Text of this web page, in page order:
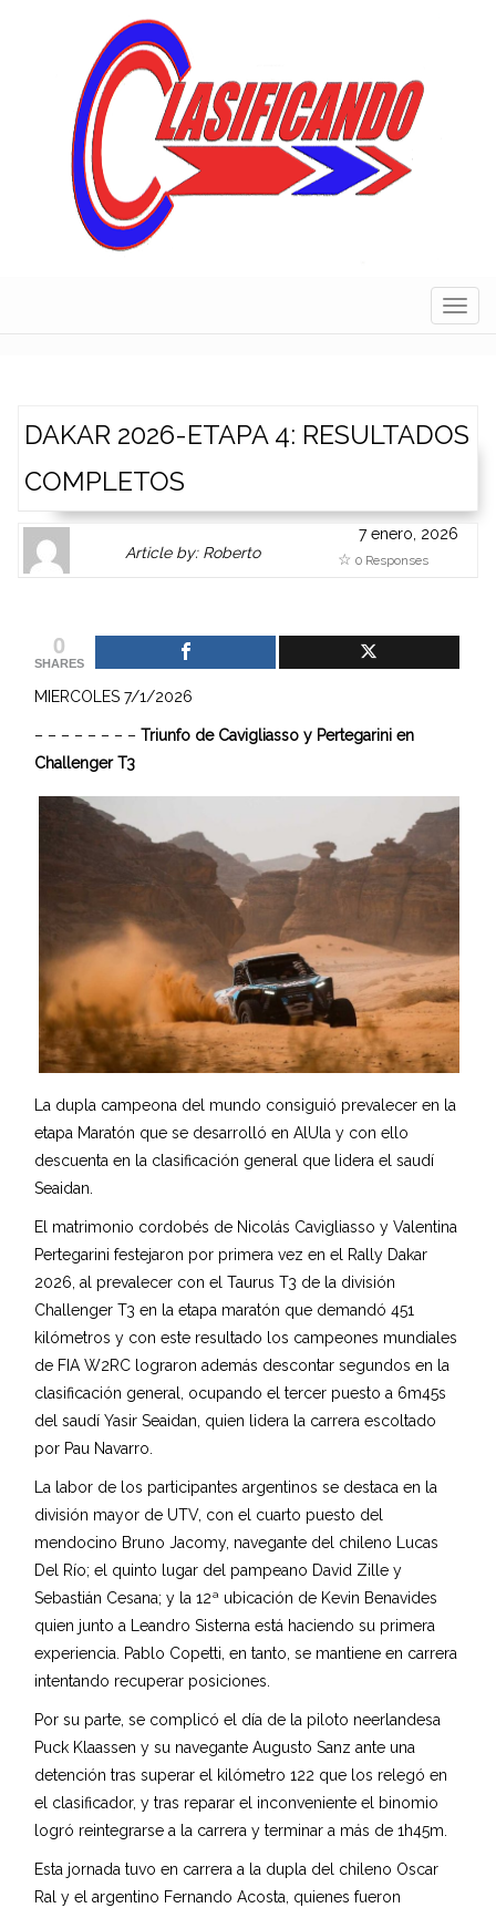
DAKAR 2026-ETAPA 4: RESULTADOS
COMPLETOS
Author
Gravatar
link
Author
Article by: Roberto
or
works.
7 enero, 2026
0 Responses
0
SHARES
MIERCOLES 7/1/2026
– – – – – – – –Triunfo de Cavigliasso y Pertegarini en
Challenger T3
La dupla campeona del mundo consiguió prevalecer en la
etapa Maratón que se desarrolló en AlUla y con ello
descuenta en la clasificación general que lidera el saudí
Seaidan.
El matrimonio cordobés de Nicolás Cavigliasso y Valentina
Pertegarini festejaron por primera vez en el Rally Dakar
2026, al prevalecer con el Taurus T3 de la división
Challenger T3 en la etapa maratón que demandó 451
kilómetros y con este resultado los campeones mundiales
de FIA W2RC lograron además descontar segundos en la
clasificación general, ocupando el tercer puesto a 6m45s
del saudí Yasir Seaidan, quien lidera la carrera escoltado
por Pau Navarro.
La labor de los participantes argentinos se destaca en la
división mayor de UTV, con el cuarto puesto del
mendocino Bruno Jacomy, navegante del chileno Lucas
Del Río; el quinto lugar del pampeano David Zille y
Sebastián Cesana; y la 12ª ubicación de Kevin Benavides
quien junto a Leandro Sisterna está haciendo su primera
experiencia. Pablo Copetti, en tanto, se mantiene en carrera
intentando recuperar posiciones.
Por su parte, se complicó el día de la piloto neerlandesa
Puck Klaassen y su navegante Augusto Sanz ante una
detención tras superar el kilómetro 122 que los relegó en
el clasificador, y tras reparar el inconveniente el binomio
logró reintegrarse a la carrera y terminar a más de 1h45m.
Esta jornada tuvo en carrera a la dupla del chileno Oscar
Ral y el argentino Fernando Acosta, quienes fueron